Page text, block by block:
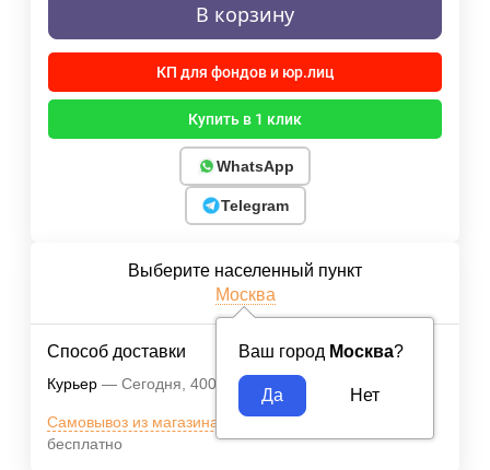
В корзину
КП для фондов и юр.лиц
Купить в 1 клик
WhatsApp
Telegram
Выберите населенный пункт
Москва
Ваш город Москва?
Способ доставки
Курьер Сегодня 400
Самовывоз из магазина м.ВДНХ
бесплатно